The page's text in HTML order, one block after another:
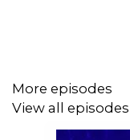
More episodes
View all episodes